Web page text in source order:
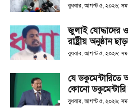
বুধবার, আগস্ট ৫, ২০২৬;
জুলাই যোদ্ধাদের
রাষ্ট্রীয় অনুষ্ঠান
বুধবার, আগস্ট ৫, ২০২৬;
যে
কোনো
বুধবার, আগস্ট ৫, ২০২৬;